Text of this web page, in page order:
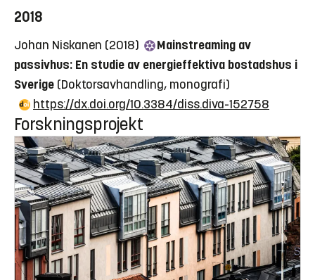
2018
Johan Niskanen (2018)
Mainstreaming av
passivhus: En studie av energieffektiva bostadshus i
Sverige (Doktorsavhandling, monografi)
https://dx.doi.org/10.3384/diss.diva-152758
Forskningsprojekt